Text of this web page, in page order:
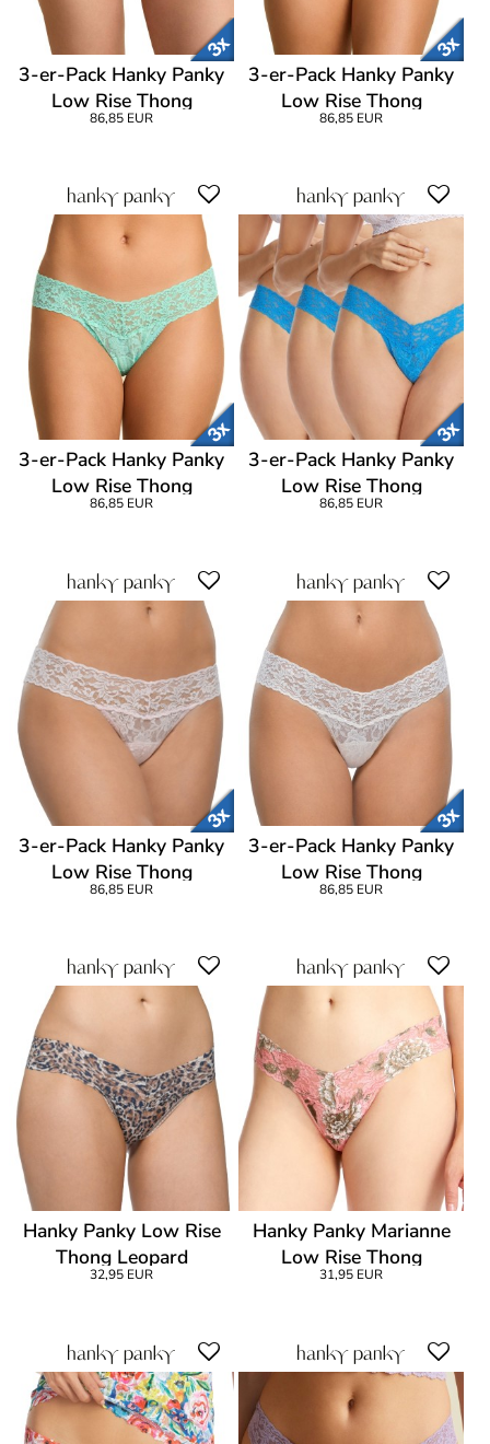
3-er-Pack Hanky Panky
Low Rise Thong
86,85 EUR
3-er-Pack Hanky Panky
Low Rise Thong
86,85 EUR
3-er-Pack Hanky Panky
Low Rise Thong
86,85 EUR
3-er-Pack Hanky Panky
Low Rise Thong
86,85 EUR
3-er-Pack Hanky Panky
Low Rise Thong
86,85 EUR
3-er-Pack Hanky Panky
Low Rise Thong
86,85 EUR
Hanky Panky Low Rise
Thong Leopard
32,95 EUR
Hanky Panky Marianne
Low Rise Thong
31,95 EUR